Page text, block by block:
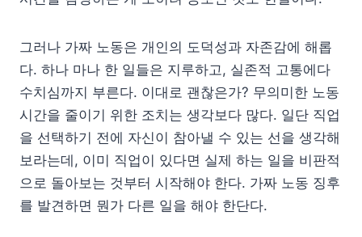
그러나 가짜 노동은 개인의 도덕성과 자존감에 해롭
다. 하나 마나 한 일들은 지루하고, 실존적 고통에다
수치심까지 부른다. 이대로 괜찮은가? 무의미한 노동
시간을 줄이기 위한 조치는 생각보다 많다. 일단 직업
을 선택하기 전에 자신이 참아낼 수 있는 선을 생각해
보라는데, 이미 직업이 있다면 실제 하는 일을 비판적
으로 돌아보는 것부터 시작해야 한다. 가짜 노동 징후
를 발견하면 뭔가 다른 일을 해야 한단다.